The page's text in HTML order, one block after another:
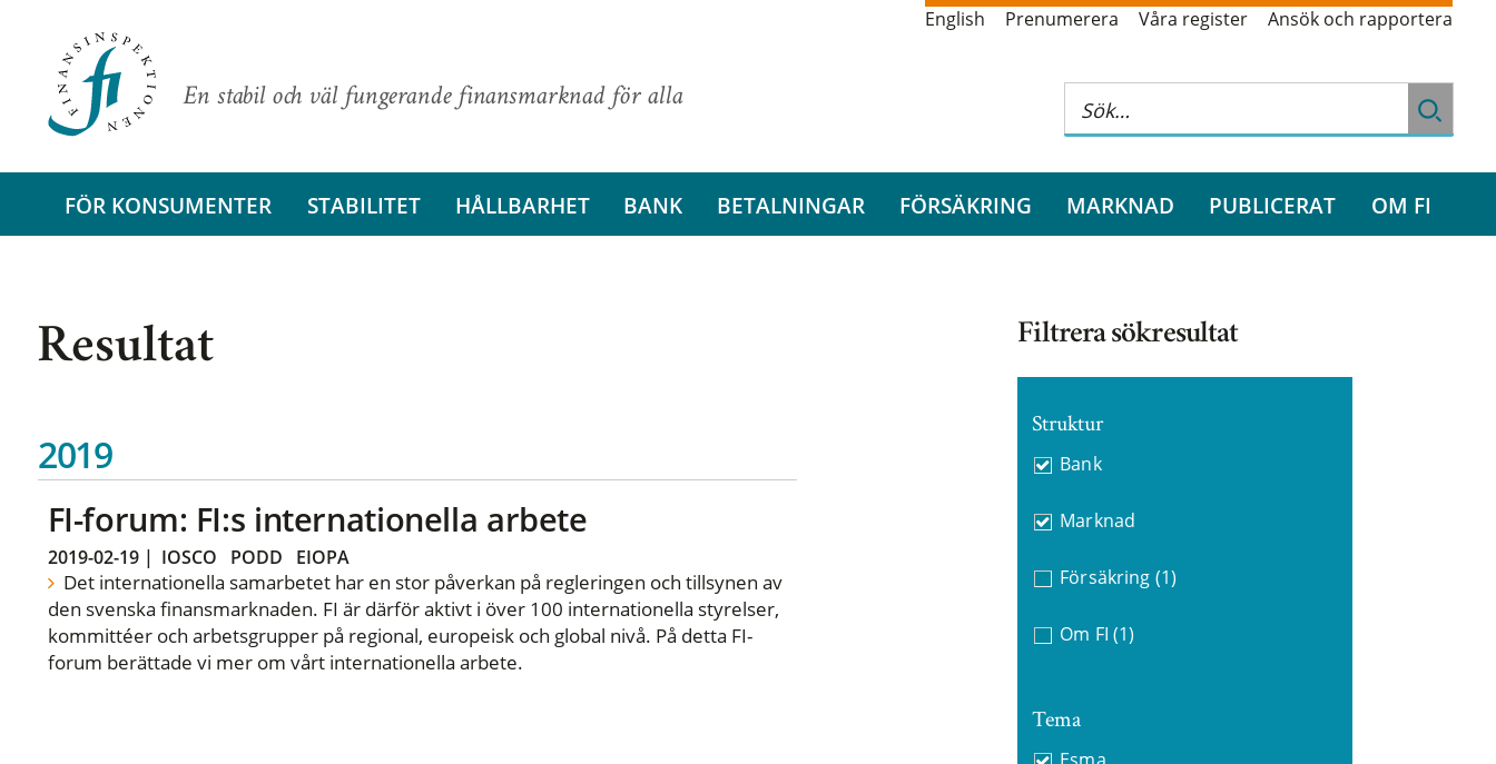
En stabil och väl fungerande finansmarknad för alla
English Prenumerera Våra register Ansök och rapportera
FÖR KONSUMENTER STABILITET HÅLLBARHET BANK BETALNINGAR FÖRSÄKRING MARKNAD PUBLICERAT OM FI
Resultat
2019
FI-forum: FI:s internationella arbete
2019-02-19| IOSCO PODD EIOPA
Det internationella samarbetet har en stor påverkan på regleringen och tillsynen av
den svenska finansmarknaden. FI är därför aktivt i över 100 internationella styrelser,
kommittéer och arbetsgrupper på regional, europeisk och global nivå. På detta FI-
forum berättade vi mer om vårt internationella arbete.
Filtrera sökresultat
Struktur
Bank
Marknad
Försäkring (1)
Om FI (1)
Tema